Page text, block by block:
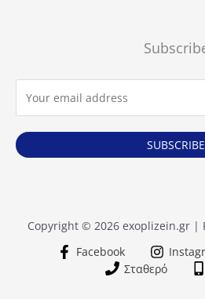
SUBSCRIBE
Copyright © 2026 exoplizein.gr |
Facebook
Σταθερό